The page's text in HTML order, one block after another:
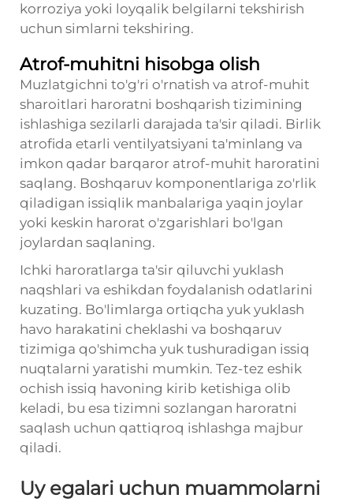
korroziya yoki loyqalik belgilarni tekshirish
uchun simlarni tekshiring.
Atrof-muhitni hisobga olish
Muzlatgichni to'g'ri o'rnatish va atrof-muhit
sharoitlari haroratni boshqarish tizimining
ishlashiga sezilarli darajada ta'sir qiladi. Birlik
atrofida etarli ventilyatsiyani ta'minlang va
imkon qadar barqaror atrof-muhit haroratini
saqlang. Boshqaruv komponentlariga zo'rlik
qiladigan issiqlik manbalariga yaqin joylar
yoki keskin harorat o'zgarishlari bo'lgan
joylardan saqlaning.
Ichki haroratlarga ta'sir qiluvchi yuklash
naqshlari va eshikdan foydalanish odatlarini
kuzating. Bo'limlarga ortiqcha yuk yuklash
havo harakatini cheklashi va boshqaruv
tizimiga qo'shimcha yuk tushuradigan issiq
nuqtalarni yaratishi mumkin. Tez-tez eshik
ochish issiq havoning kirib ketishiga olib
keladi, bu esa tizimni sozlangan haroratni
saqlash uchun qattiqroq ishlashga majbur
qiladi.
Uy egalari uchun muammolarni